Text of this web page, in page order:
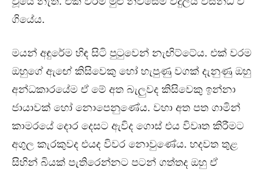
ගියේය.
මයන් අඳුරේම හිඳ සිටි පුටුවෙන් නැඟිට්ටේය. එක් වරම
ඔහුගේ ඇඟේ කිසිවෙකු හෝ හැපුණු වගක් දැනුණු ඔහු
අන්ධකාරයේම ඒ මේ අත බැලුවද කිසිවෙකු ඉන්නා
ජායාවක් හෝ නොපෙනුණේය. වහා අත පත ගාමින්
කාමරයේ දොර දෙසට ඇවිද ගොස් එය විවෘත කිරීමට
අගුල කැරකුවද එයද විවර නොවුණේය. හදවත තුළ
සිහින් බියක් පැතිරෙන්නට පටන් ගත්තද ඔහු ඒ